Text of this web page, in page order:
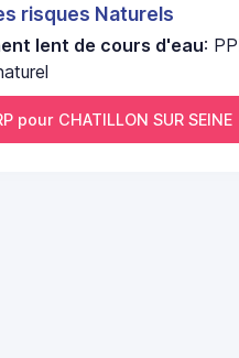
risques Naturels
lent de cours d'eau:
pour CHATILLON SUR SEINE